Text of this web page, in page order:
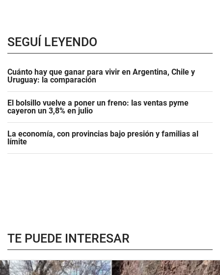
SEGUÍ LEYENDO
Cuánto hay que ganar para vivir en Argentina, Chile y
Uruguay: la comparación
El bolsillo vuelve a poner un freno: las ventas pyme
cayeron un 3,8% en julio
La economía, con provincias bajo presión y familias al
límite
TE PUEDE INTERESAR